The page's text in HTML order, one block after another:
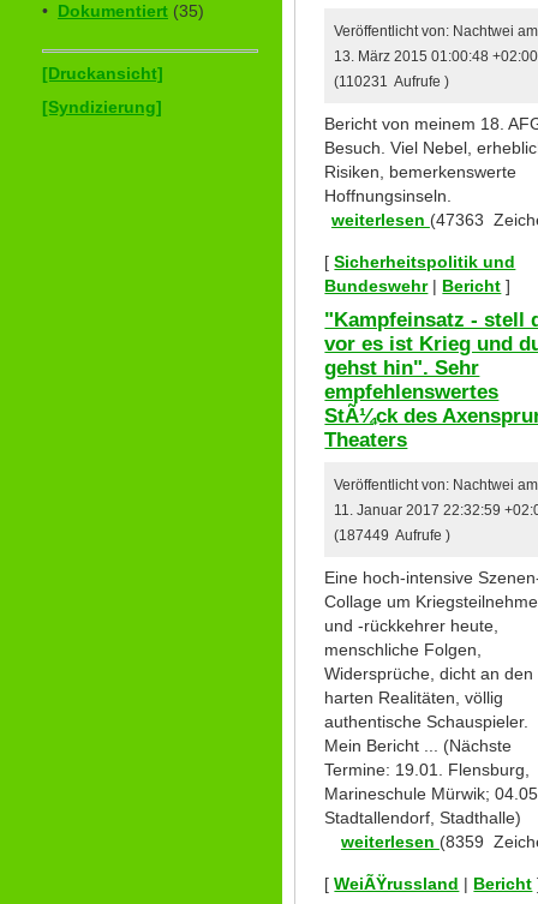
• Dokumentiert (35)
[Druckansicht]
[Syndizierung]
Veröffentlicht von: Nachtwei am
13. März 2015 01:00:48 +02:00
(110231 Aufrufe )
Bericht von meinem 18.
Besuch. Viel Nebel,
Risiken, bemerkenswerte
Hoffnungsinseln.
weiterlesen (47363
[Sicherheitspolitik und
Bundeswehr| Bericht ]
"Kampfeinsatz - stell
vor es ist Krieg und
gehst hin". Sehr
empfehlenswertes
StÃ¼ck des
Theaters
Veröffentlicht von: Nachtwei am
11. Januar 2017 22:32:59
(187449 Aufrufe )
Eine hoch-intensive
Collage um
und -rückkehrer heute,
menschliche Folgen,
Widersprüche, dicht an den
harten Realitäten, völlig
authentische Schauspieler.
Mein Bericht ... (Nächste
Termine: 19.01. Flensburg,
Marineschule Mürwik;
Stadtallendorf, Stadthalle)
weiterlesen (8359
[WeiÃŸrussland | Bericht